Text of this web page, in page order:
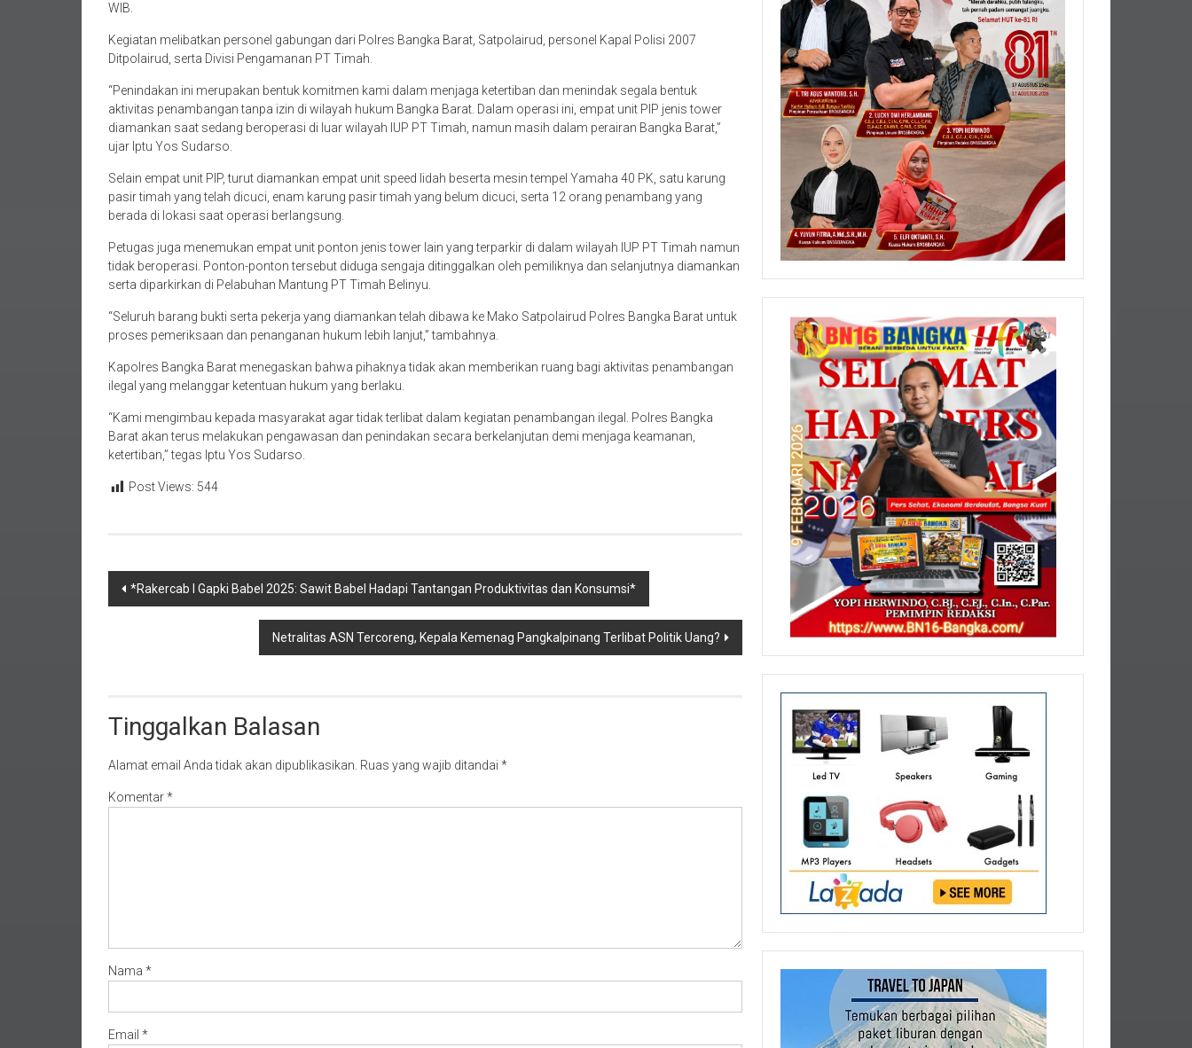
WIB.
Kegiatan melibatkan personel gabungan dari Polres Bangka Barat, Satpolairud, personel Kapal Polisi 2007
Ditpolairud, serta Divisi Pengamanan PT Timah.
“Penindakan ini merupakan bentuk komitmen kami dalam menjaga ketertiban dan menindak segala bentuk
aktivitas penambangan tanpa izin di wilayah hukum Bangka Barat. Dalam operasi ini, empat unit PIP jenis tower
diamankan saat sedang beroperasi di luar wilayah IUP PT Timah, namun masih dalam perairan Bangka Barat,”
ujar Iptu Yos Sudarso.
Selain empat unit PIP, turut diamankan empat unit speed lidah beserta mesin tempel Yamaha 40 PK, satu karung
pasir timah yang telah dicuci, enam karung pasir timah yang belum dicuci, serta 12 orang penambang yang
berada di lokasi saat operasi berlangsung.
Petugas juga menemukan empat unit ponton jenis tower lain yang terparkir di dalam wilayah IUP PT Timah namun
tidak beroperasi. Ponton-ponton tersebut diduga sengaja ditinggalkan oleh pemiliknya dan selanjutnya diamankan
serta diparkirkan di Pelabuhan Mantung PT Timah Belinyu.
“Seluruh barang bukti serta pekerja yang diamankan telah dibawa ke Mako Satpolairud Polres Bangka Barat untuk
proses pemeriksaan dan penanganan hukum lebih lanjut,” tambahnya.
Kapolres Bangka Barat menegaskan bahwa pihaknya tidak akan memberikan ruang bagi aktivitas penambangan
ilegal yang melanggar ketentuan hukum yang berlaku.
“Kami mengimbau kepada masyarakat agar tidak terlibat dalam kegiatan penambangan ilegal. Polres Bangka
Barat akan terus melakukan pengawasan dan penindakan secara berkelanjutan demi menjaga keamanan,
ketertiban,” tegas Iptu Yos Sudarso.
Post Views: 544
Navigasi
*Rakercab I Gapki Babel 2025: Sawit Babel Hadapi Tantangan Produktivitas dan Konsumsi*
Netralitas ASN Tercoreng, Kepala Kemenag Pangkalpinang Terlibat Politik Uang?
Tinggalkan Balasan
Alamat email Anda tidak akan dipublikasikan. Ruas yang wajib ditandai *
Komentar*
Nama *
Email *